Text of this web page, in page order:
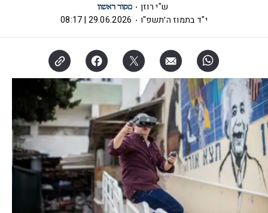
ש"י רוזן
י"ד בתמוז ה׳תשפ"ו
29.06.2026 | 08:17